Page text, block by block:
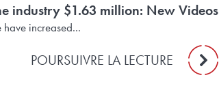
industry $1.63 million: New Videos
have increased...
POURSUIVRE LA LECTURE